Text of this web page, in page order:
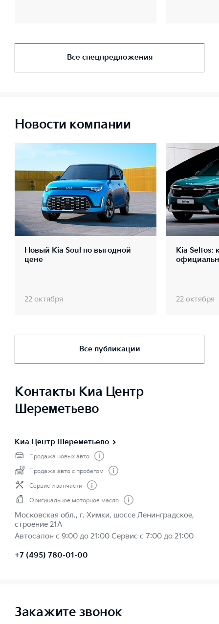
Все спецпредложения
Новости компании
Новый Kia Soul по выгодной
цене
22 октября
Kia Seltos:
22 октября
Все публикации
Контакты Киа Центр
Шереметьево
Киа Центр Шереметьево
Продажа новых авто
Продажа авто с пробегом
Сервис и запчасти
Оригинальное моторное масло
Московская обл., г. Химки, шоссе Ленинградское,
строение 21А
Автосалон с 9:00 до 21:00 Сервис с 7:00 до 21:00
+7 (495) 780-01-00
Закажите звонок